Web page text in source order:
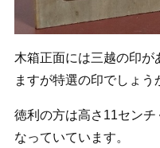
木箱正面には三越の印が
ますが特選の印でしょう
徳利の方は高さ11セン
なっていています。